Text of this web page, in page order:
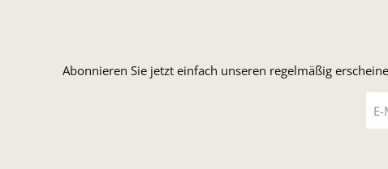
Abonnieren Sie jetzt einfach unseren regelmäßig
Mail-